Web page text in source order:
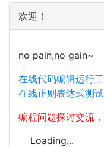
欢迎！
no pain,no gain~
在线代码编辑运行
在线正则表达式测
编程问题探讨交流
Loading...